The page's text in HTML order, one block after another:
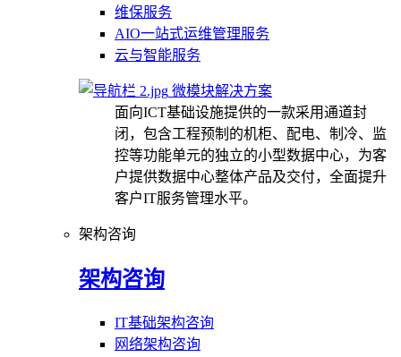
维保服务
AIO一站式运维管理服务
云与智能服务
微模块解决方案
面向ICT基础设施提供的一款采用通道封
闭，包含工程预制的机柜、配电、制冷、监
控等功能单元的独立的小型数据中心，为客
户提供数据中心整体产品及交付，全面提升
客户IT服务管理水平。
架构咨询
架构咨询
IT基础架构咨询
网络架构咨询